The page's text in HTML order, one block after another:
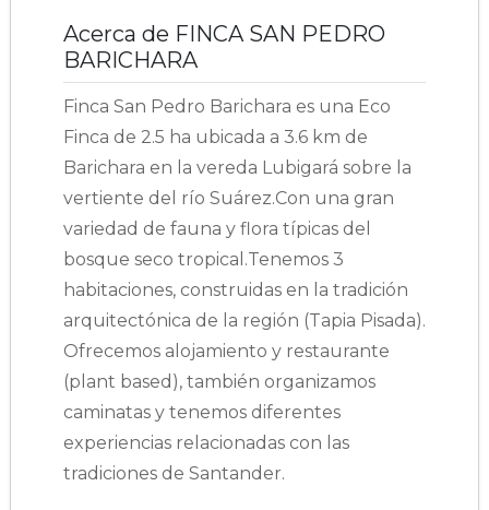
Acerca de FINCA SAN PEDRO
BARICHARA
Finca San Pedro Barichara es una Eco
Finca de 2.5 ha ubicada a 3.6 km de
Barichara en la vereda Lubigará sobre la
vertiente del río Suárez.Con una gran
variedad de fauna y flora típicas del
bosque seco tropical.Tenemos 3
habitaciones, construidas en la tradición
arquitectónica de la región (Tapia Pisada).
Ofrecemos alojamiento y restaurante
(plant based), también organizamos
caminatas y tenemos diferentes
experiencias relacionadas con las
tradiciones de Santander.